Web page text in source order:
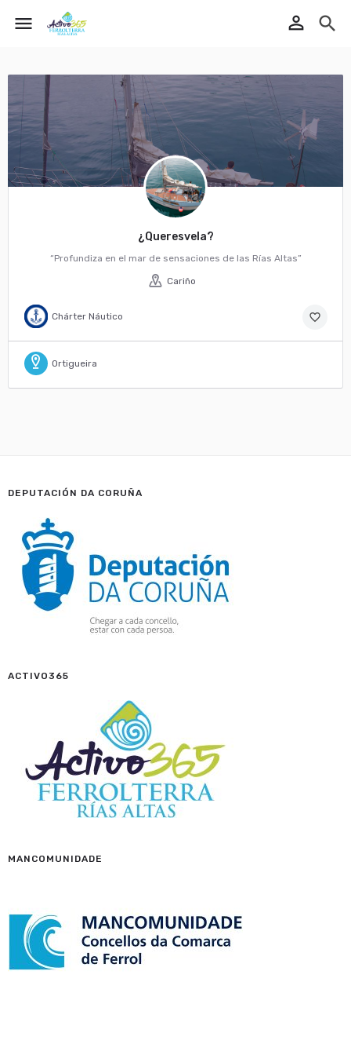
menu perm_identity search
¿Queresvela?
“Profundiza en el mar de sensaciones de las Rías Altas”
Cariño
Chárter Náutico favorite_border
Ortigueira
DEPUTACIÓN DA CORUÑA
ACTIVO365
MANCOMUNIDADE